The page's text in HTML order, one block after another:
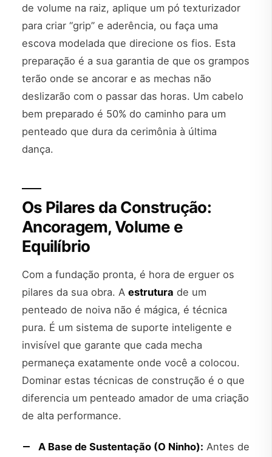
de volume na raiz, aplique um pó texturizador
para criar “grip” e aderência, ou faça uma
escova modelada que direcione os fios. Esta
preparação é a sua garantia de que os grampos
terão onde se ancorar e as mechas não
deslizarão com o passar das horas. Um cabelo
bem preparado é 50% do caminho para um
penteado que dura da cerimônia à última
dança.
Os Pilares da Construção:
Ancoragem, Volume e
Equilíbrio
Com a fundação pronta, é hora de erguer os
pilares da sua obra. A estrutura de um
penteado de noiva não é mágica, é técnica
pura. É um sistema de suporte inteligente e
invisível que garante que cada mecha
permaneça exatamente onde você a colocou.
Dominar estas técnicas de construção é o que
diferencia um penteado amador de uma criação
de alta performance.
A Base de Sustentação (O Ninho): Antes de